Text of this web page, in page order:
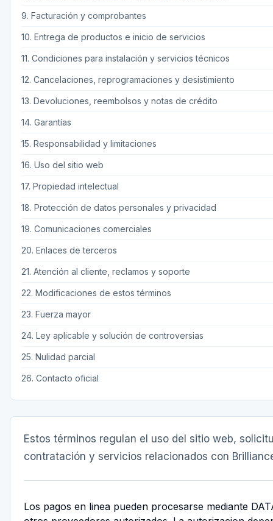
9. Facturación y comprobantes
10. Entrega de productos e inicio de servicios
11. Condiciones para instalación y servicios técnicos
12. Cancelaciones, reprogramaciones y desistimiento
13. Devoluciones, reembolsos y notas de crédito
14. Garantías
15. Responsabilidad y limitaciones
16. Uso del sitio web
17. Propiedad intelectual
18. Protección de datos personales y privacidad
19. Comunicaciones comerciales
20. Enlaces de terceros
21. Atención al cliente, reclamos y soporte
22. Modificaciones de estos términos
23. Fuerza mayor
24. Ley aplicable y solución de controversias
25. Nulidad parcial
26. Contacto oficial
Estos términos regulan el uso del sitio web,
contratación y servicios relacionados con
Los pagos en linea pueden procesarse mediante